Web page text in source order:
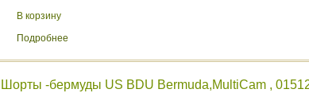
В корзину
Подробнее
Шорты -бермуды US BDU Bermuda,MultiCam ,